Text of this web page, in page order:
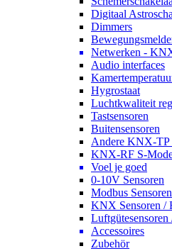
Digitaal
Dimmers
Netwerken -
Audio interfaces
Hygrostaat
Luchtkwaliteit
Tastsensoren
Buitensensoren
Andere KNX-TP
KNX-RF S-
Voel je goed
0-10V Sensoren
Modbus Sensoren
KNX Sensoren /
Accessoires
Zubehör